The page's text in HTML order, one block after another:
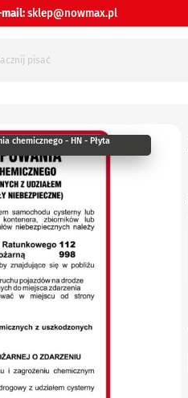
mail:sklep@nowmax.pl
chemicznego - HN - Płyta